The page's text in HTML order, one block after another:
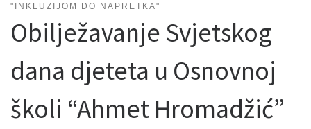
"INKLUZIJOM DO NAPRETKA"
Obilježavanje Svjetskog
dana djeteta u Osnovnoj
školi “Ahmet Hromadžić”